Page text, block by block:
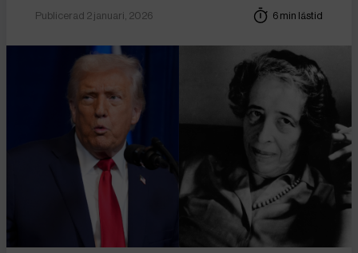
Publicerad 2 januari, 2026 6 min lästid